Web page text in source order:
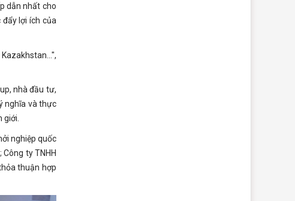
dẫn nhất cho
lợi ích của
nhà đầu tư,
nghĩa và thực
giới.
nghiệp quốc
ty TNHH
thuận hợp